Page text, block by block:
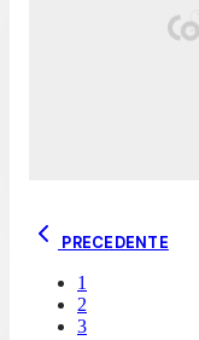
PRECEDENTE
1
2
3